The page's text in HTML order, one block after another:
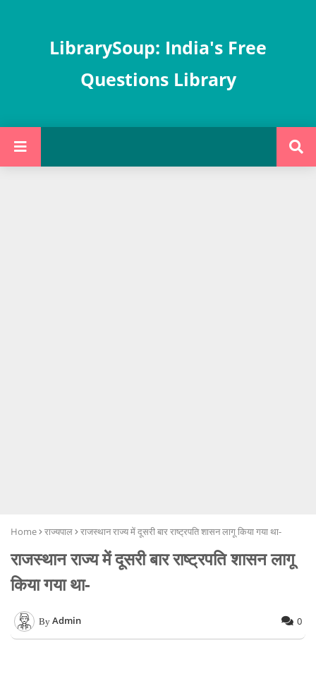
LibrarySoup: India's Free
Questions Library
Home राज्यपाल राजस्थान राज्य में दूसरी बार राष्ट्रपति शासन लागू किया गया था-
राजस्थान राज्य में दूसरी बार राष्ट्रपति शासन लागू
किया गया था-
Admin 0